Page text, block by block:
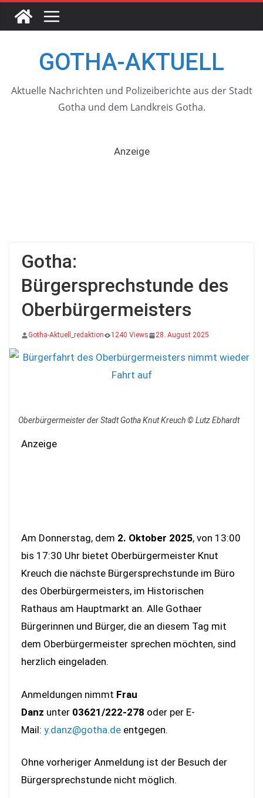
GOTHA-AKTUELL
Aktuelle Nachrichten und Polizeiberichte aus der Stadt
Gotha und dem Landkreis Gotha.
Anzeige
Gotha:
Bürgersprechstunde des
Oberbürgermeisters
Gotha-Aktuell_redaktion 1240 Views 28. August 2025
Oberbürgermeister der Stadt Gotha Knut Kreuch © Lutz Ebhardt
Anzeige
Am Donnerstag, dem 2. Oktober 2025, von 13:00
bis 17:30 Uhr bietet Oberbürgermeister Knut
Kreuch die nächste Bürgersprechstunde im Büro
des Oberbürgermeisters, im Historischen
Rathaus am Hauptmarkt an. Alle Gothaer
Bürgerinnen und Bürger, die an diesem Tag mit
dem Oberbürgermeister sprechen möchten, sind
herzlich eingeladen.
Anmeldungen nimmt Frau
Danz unter 03621/222-278 oder per E-
Mail: y.danz@gotha.de entgegen.
Ohne vorheriger Anmeldung ist der Besuch der
Bürgersprechstunde nicht möglich.